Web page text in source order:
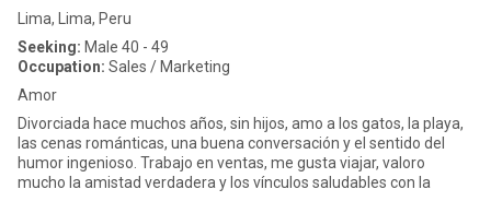
Lima, Lima, Peru
Seeking: Male 40 - 49
Occupation: Sales / Marketing
Amor
Divorciada hace muchos años, sin hijos, amo a los gatos, la playa,
las cenas románticas, una buena conversación y el sentido del
humor ingenioso. Trabajo en ventas, me gusta viajar, valoro
mucho la amistad verdadera y los vínculos saludables con la